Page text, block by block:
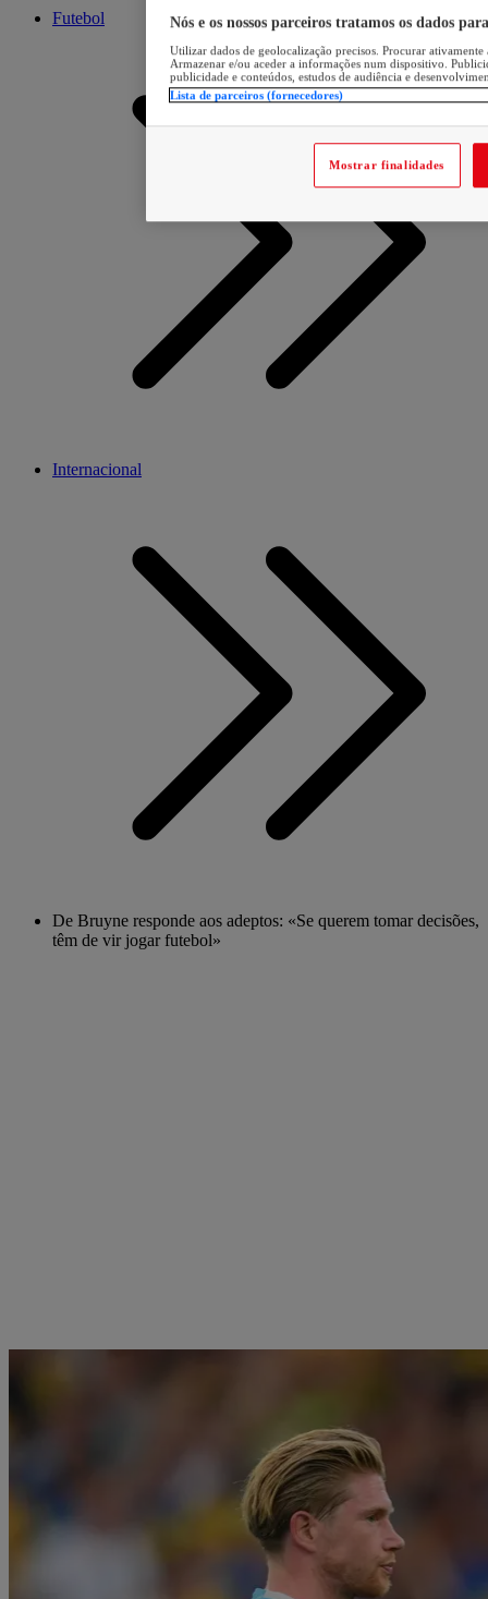
Futebol
Internacional
De Bruyne responde aos adeptos: «Se querem tomar decisões,
têm de vir jogar futebol»
Nós e os nossos parceiros tratamos os dados
Utilizar dados de geolocalização precisos. Procurar
Armazenar e/ou aceder a informações num dispositivo.
publicidade e conteúdos, estudos de audiência e
Lista de parceiros (fornecedores)
Mostrar finalidades